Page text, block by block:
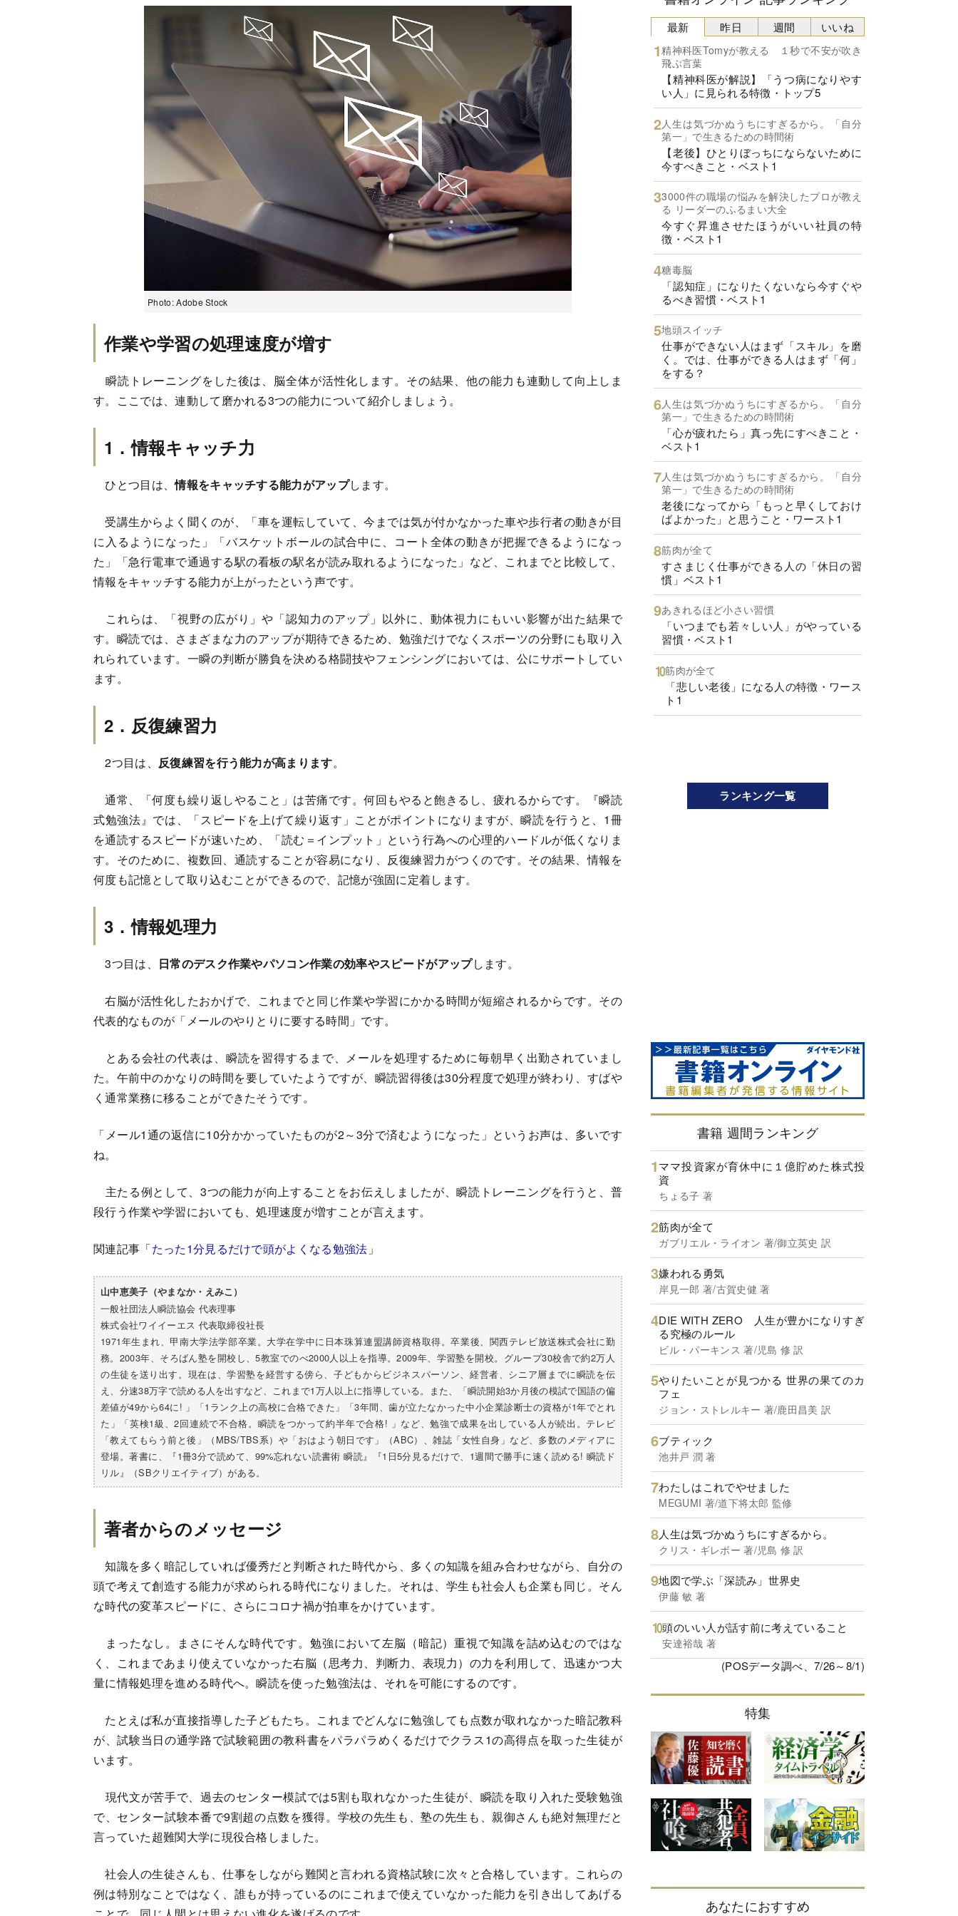
Photo: Adobe Stock
作業や学習の処理速度が増す
瞬読トレーニングをした後は、脳全体が活性化します。その結果、他の能力も連動して向上しま
す。ここでは、連動して磨かれる3つの能力について紹介しましょう。
1．情報キャッチ力
ひとつ目は、情報をキャッチする能力がアップします。
受講生からよく聞くのが、「車を運転していて、今までは気が付かなかった車や歩行者の動きが目
に入るようになった」「バスケットボールの試合中に、コート全体の動きが把握できるようになっ
た」「急行電車で通過する駅の看板の駅名が読み取れるようになった」など、これまでと比較して、
情報をキャッチする能力が上がったという声です。
これらは、「視野の広がり」や「認知力のアップ」以外に、動体視力にもいい影響が出た結果で
す。瞬読では、さまざまな力のアップが期待できるため、勉強だけでなくスポーツの分野にも取り入
れられています。一瞬の判断が勝負を決める格闘技やフェンシングにおいては、公にサポートしてい
ます。
2．反復練習力
2つ目は、 反復練習を行う能力が高まります。
通常、「何度も繰り返しやること」は苦痛です。何回もやると飽きるし、疲れるからです。『瞬読
式勉強法』では、「スピードを上げて繰り返す」ことがポイントになりますが、瞬読を行うと、1冊
を通読するスピードが速いため、「読む＝インプット」という行為への心理的ハードルが低くなりま
す。そのために、複数回、通読することが容易になり、反復練習力がつくのです。その結果、情報を
何度も記憶として取り込むことができるので、記憶が強固に定着します。
3．情報処理力
3つ目は、 日常のデスク作業やパソコン作業の効率やスピードがアップします。
右脳が活性化したおかげで、これまでと同じ作業や学習にかかる時間が短縮されるからです。その
代表的なものが「メールのやりとりに要する時間」です。
とある会社の代表は、瞬読を習得するまで、メールを処理するために毎朝早く出勤されていまし
た。午前中のかなりの時間を要していたようですが、瞬読習得後は30分程度で処理が終わり、すばや
く通常業務に移ることができたそうです。
「メール1通の返信に10分かかっていたものが2～3分で済むようになった」というお声は、多いです
ね。
主たる例として、3つの能力が向上することをお伝えしましたが、瞬読トレーニングを行うと、普
段行う作業や学習においても、処理速度が増すことが言えます。
関連記事「たった1分見るだけで頭がよくなる勉強法 」
山中恵美子（やまなか・えみこ）
一般社団法人瞬読協会 代表理事
株式会社ワイイーエス 代表取締役社長
1971年生まれ、甲南大学法学部卒業。大学在学中に日本珠算連盟講師資格取得。卒業後、関西テレビ放送株式会社に勤
務。2003年、そろばん塾を開校し、5教室でのべ2000人以上を指導。2009年、学習塾を開校。グループ30校舎で約2万人
の生徒を送り出す。現在は、学習塾を経営する傍ら、子どもからビジネスパーソン、経営者、シニア層までに瞬読を伝
え、分速38万字で読める人を出すなど、これまで1万人以上に指導している。また、「瞬読開始3か月後の模試で国語の偏
差値が49から64に! 」「1ランク上の高校に合格できた」「3年間、歯が立たなかった中小企業診断士の資格が1年でとれ
た」「英検1級、2回連続で不合格。瞬読をつかって約半年で合格! 」など、勉強で成果を出している人が続出。テレビ
「教えてもらう前と後」（MBS/TBS系）や「おはよう朝日です」（ABC）、雑誌「女性自身」など、多数のメディアに
登場。著書に、『1冊3分で読めて、99%忘れない読書術 瞬読』『1日5分見るだけで、1週間で勝手に速く読める! 瞬読ド
リル』（SBクリエイティブ）がある。
著者からのメッセージ
知識を多く暗記していれば優秀だと判断された時代から、多くの知識を組み合わせながら、自分の
頭で考えて創造する能力が求められる時代になりました。それは、学生も社会人も企業も同じ。そん
な時代の変革スピードに、さらにコロナ禍が拍車をかけています。
まったなし。まさにそんな時代です。勉強において左脳（暗記）重視で知識を詰め込むのではな
く、これまであまり使えていなかった右脳（思考力、判断力、表現力）の力を利用して、迅速かつ大
量に情報処理を進める時代へ。瞬読を使った勉強法は、それを可能にするのです。
たとえば私が直接指導した子どもたち。これまでどんなに勉強しても点数が取れなかった暗記教科
が、試験当日の通学路で試験範囲の教科書をパラパラめくるだけでクラス1の高得点を取った生徒が
います。
現代文が苦手で、過去のセンター模試では5割も取れなかった生徒が、瞬読を取り入れた受験勉強
で、センター試験本番で9割超の点数を獲得。学校の先生も、塾の先生も、親御さんも絶対無理だと
言っていた超難関大学に現役合格しました。
社会人の生徒さんも、仕事をしながら難関と言われる資格試験に次々と合格しています。これらの
例は特別なことではなく、誰もが持っているのにこれまで使えていなかった能力を引き出してあげる
最新
精神科医Tomyが教える １秒で不安が吹き
飛ぶ言葉
【精神科医が解説】「うつ病になりやす
い人」に見られる特徴・トップ5
人生は気づかぬうちにすぎるから。「自分
第一」で生きるための時間術
【老後】ひとりぼっちにならないために
今すべきこと・ベスト1
3000件の職場の悩みを解決したプロが教え
る リーダーのふるまい大全
今すぐ昇進させたほうがいい社員の特
徴・ベスト1
糖毒脳
「認知症」になりたくないなら今すぐや
るべき習慣・ベスト1
地頭スイッチ
仕事ができない人はまず「スキル」を磨
く。では、仕事ができる人はまず「何」
をする？
人生は気づかぬうちにすぎるから。「自分
第一」で生きるための時間術
「心が疲れたら」真っ先にすべきこと・
ベスト1
人生は気づかぬうちにすぎるから。「自分
第一」で生きるための時間術
老後になってから「もっと早くしておけ
ばよかった」と思うこと・ワースト1
筋肉が全て
すさまじく仕事ができる人の「休日の習
慣」ベスト1
あきれるほど小さい習慣
「いつまでも若々しい人」がやっている
習慣・ベスト1
筋肉が全て
「悲しい老後」になる人の特徴・ワース
ト1
昨日 週間 いいね
ランキング一覧
書籍 週間ランキング
ママ投資家が育休中に１億貯めた株式投
資
ちょる子 著
筋肉が全て
ガブリエル・ライオン 著/御立英史 訳
嫌われる勇気
岸見一郎 著/古賀史健 著
DIE WITH ZERO 人生が豊かになりすぎ
る究極のルール
ビル・パーキンス 著/児島 修 訳
やりたいことが見つかる 世界の果てのカ
フェ
ジョン・ストレルキー 著/鹿田昌美 訳
ブティック
池井戸 潤 著
わたしはこれでやせました
MEGUMI 著/道下将太郎 監修
人生は気づかぬうちにすぎるから。
クリス・ギレボー 著/児島 修 訳
地図で学ぶ「深読み」世界史
伊藤 敏 著
頭のいい人が話す前に考えていること
安達裕哉 著
(POSデータ調べ、7/26～8/1)
特集
あなたにおすすめ